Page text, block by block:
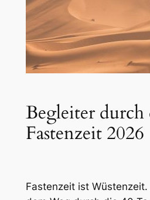
Begleiter durch
Fastenzeit 2026
Fastenzeit ist